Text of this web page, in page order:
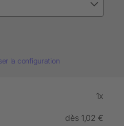
la configuration
1x
dès 1,02 €